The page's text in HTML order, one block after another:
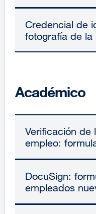
Credencial de
fotografía de la
Académico
Verificación de
empleo:
DocuSign:
empleados